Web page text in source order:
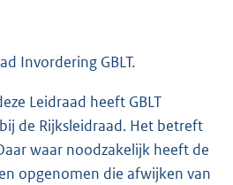
Invordering GBLT.
Leidraad heeft GBLT
de Rijksleidraad. Het betreft
waar noodzakelijk heeft de
opgenomen die afwijken van